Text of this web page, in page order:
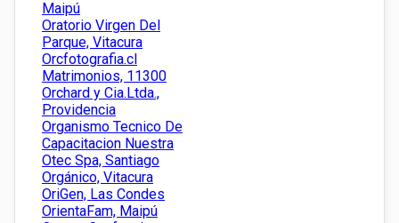
Maipú
Oratorio Virgen Del
Parque, Vitacura
Orcfotografia.cl
Matrimonios, 11300
Orchard y Cia.Ltda.,
Providencia
Organismo Tecnico De
Capacitacion Nuestra
Otec Spa, Santiago
Orgánico, Vitacura
OriGen, Las Condes
OrientaFam, Maipú